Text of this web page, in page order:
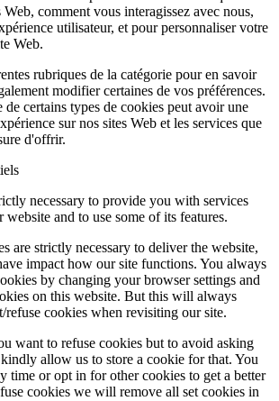
comment vous interagissez avec nous,
utilisateur, et pour personnaliser votre
Web.
rubriques de la catégorie pour en savoir
modifier certaines de vos préférences.
de certains types de cookies peut avoir une
sur nos sites Web et les services que
d'offrir.
necessary to provide you with services
and to use some of its features.
are strictly necessary to deliver the website,
impact how our site functions. You always
by changing your browser settings and
on this website. But this will always
refuse cookies when revisiting our site.
want to refuse cookies but to avoid asking
allow us to store a cookie for that. You
time or opt in for other cookies to get a better
cookies we will remove all set cookies in